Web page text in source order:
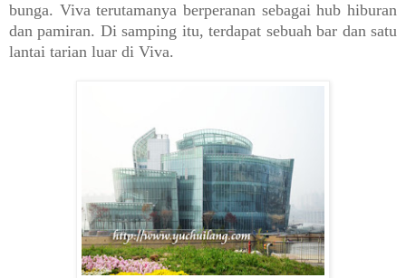
bunga. Viva terutamanya berperanan sebagai hub hiburan
dan pamiran. Di samping itu, terdapat sebuah bar dan satu
lantai tarian luar di Viva.